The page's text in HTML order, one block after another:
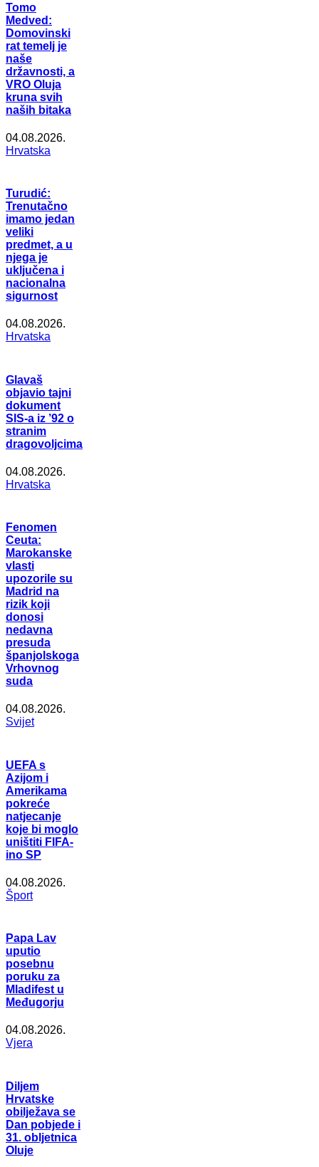
Tomo
Medved:
Domovinski
rat temelj je
naše
državnosti, a
VRO Oluja
kruna svih
naših bitaka
04.08.2026.
Hrvatska
Turudić:
Trenutačno
imamo jedan
veliki
predmet, a u
njega je
uključena i
nacionalna
sigurnost
04.08.2026.
Hrvatska
Glavaš
objavio tajni
dokument
SIS-a iz ’92 o
stranim
dragovoljcima
04.08.2026.
Hrvatska
Fenomen
Ceuta:
Marokanske
vlasti
upozorile su
Madrid na
rizik koji
donosi
nedavna
presuda
španjolskoga
Vrhovnog
suda
04.08.2026.
Svijet
UEFA s
Azijom i
Amerikama
pokreće
natjecanje
koje bi moglo
uništiti FIFA-
ino SP
04.08.2026.
Šport
Papa Lav
uputio
posebnu
poruku za
Mladifest u
Međugorju
04.08.2026.
Vjera
Diljem
Hrvatske
obilježava se
Dan pobjede i
31. obljetnica
Oluje